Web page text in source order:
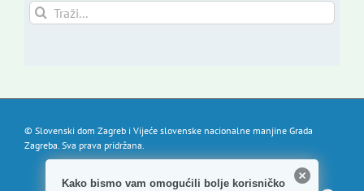
Traži...
© Slovenski dom Zagreb i Vijeće slovenske nacionalne manjine Grada
Zagreba. Sva prava pridržana.
Kako bismo vam omogućili bolje korisničko